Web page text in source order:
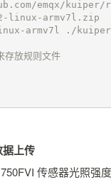
emqx/
linux-armv7l.zip
armv7l ./kuiper
放规则文件
上传
传感器光照强